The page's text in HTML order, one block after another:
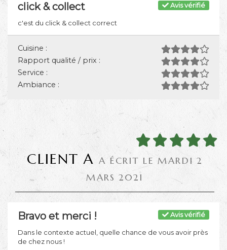
Avis vérifié
click & collect
c'est du click & collect correct
Cuisine :
Rapport qualité / prix :
Service :
Ambiance :
CLIENT A A ÉCRIT LE MARDI 2
MARS 2021
Avis vérifié
Bravo et merci !
Dans le contexte actuel, quelle chance de vous avoir près
de chez nous !